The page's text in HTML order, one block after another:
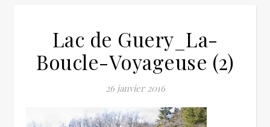
Lac de Guery_La-
Boucle-Voyageuse (2)
26 janvier 2016